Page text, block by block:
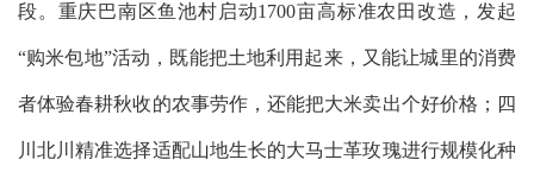
段。重庆巴南区鱼池村启动1700亩高标准农田改造，发起
“购米包地”活动，既能把土地利用起来，又能让城里的消费
者体验春耕秋收的农事劳作，还能把大米卖出个好价格；四
川北川精准选择适配山地生长的大马士革玫瑰进行规模化种